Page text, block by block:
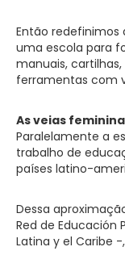
Então redefinimos
uma escola para
manuais,
ferramentas com
As veias
Paralelamente a
trabalho de
países latino-
Dessa
Red de Educación
Latina y el Caribe